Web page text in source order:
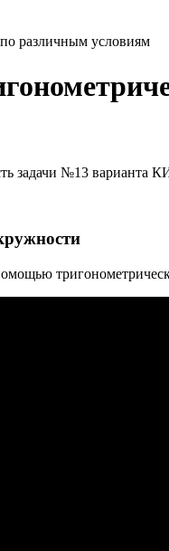
различным условиям
задачи №13 варианта